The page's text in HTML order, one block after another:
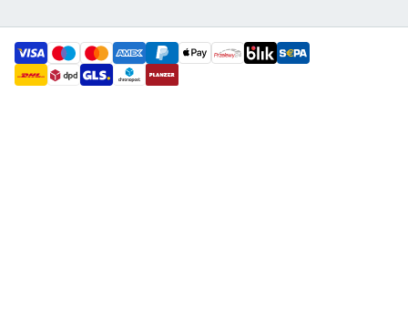
payment methods
shipment methods